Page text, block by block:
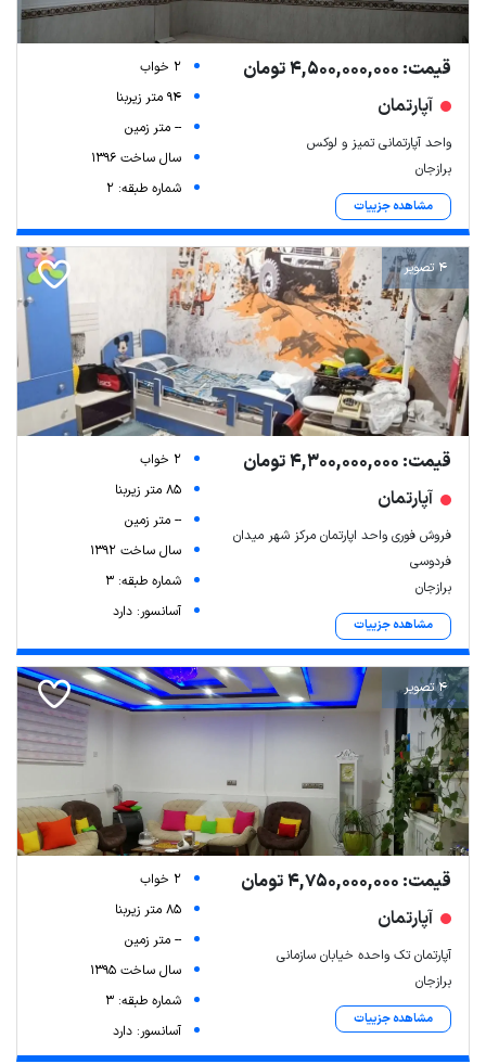
قیمت: 4,500,000,000 تومان
آپارتمان
واحد آپارتمانی تمیز و لوکس
برازجان
مشاهده جزییات
2 خواب
94 متر زیربنا
-- متر زمین
سال ساخت 1396
شماره طبقه: 2
4 تصویر
قیمت: 4,300,000,000 تومان
آپارتمان
فروش فوری واحد اپارتمان مرکز شهر میدان
فردوسی
برازجان
مشاهده جزییات
2 خواب
85 متر زیربنا
-- متر زمین
سال ساخت 1392
شماره طبقه: 3
آسانسور: دارد
4 تصویر
قیمت: 4,750,000,000 تومان
آپارتمان
آپارتمان تک واحده خیابان سازمانی
برازجان
مشاهده جزییات
2 خواب
85 متر زیربنا
-- متر زمین
سال ساخت 1395
شماره طبقه: 3
آسانسور: دارد